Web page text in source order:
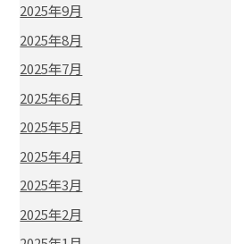
2025年9月
2025年8月
2025年7月
2025年6月
2025年5月
2025年4月
2025年3月
2025年2月